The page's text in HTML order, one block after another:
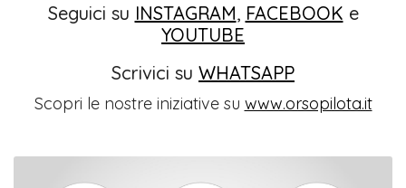
Seguici su INSTAGRAM, FACEBOOK e
YOUTUBE
Scrivici su WHATSAPP
Scopri le nostre iniziative su www.orsopilota.it